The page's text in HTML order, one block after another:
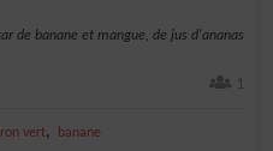
de banane et mangue, de jus d'ananas
1
vert, banane